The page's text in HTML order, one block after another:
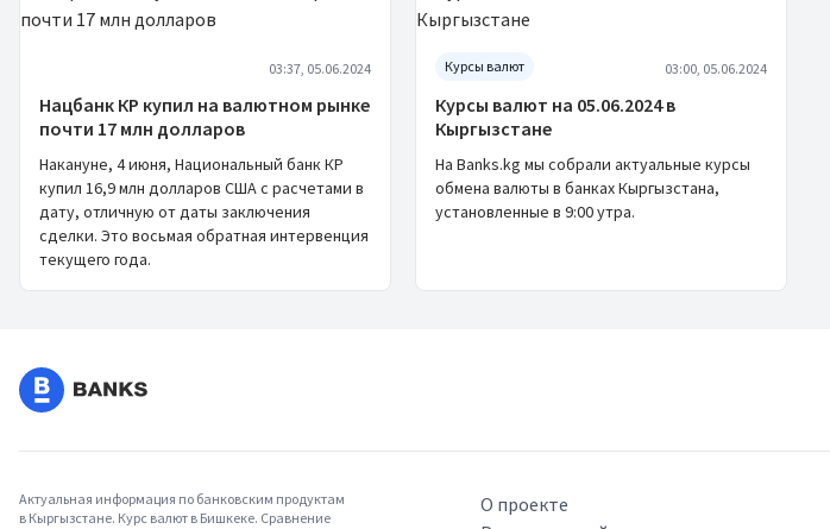
03:37, 05.06.2024
Нацбанк КР купил на валютном рынке
почти 17 млн долларов
Накануне, 4 июня, Национальный банк КР
купил 16,9 млн долларов США с расчетами в
дату, отличную от даты заключения
сделки. Это восьмая обратная интервенция
текущего года.
Курсы валют 03:00, 05.06.2024
Курсы валют на 05.06.2024 в
Кыргызстане
На Banks.kg мы собрали актуальные курсы
обмена валюты в банках Кыргызстана,
установленные в 9:00 утра.
Актуальная информация по банковским продуктам
в Кыргызстане. Курс валют в Бишкеке. Сравнение
О проекте